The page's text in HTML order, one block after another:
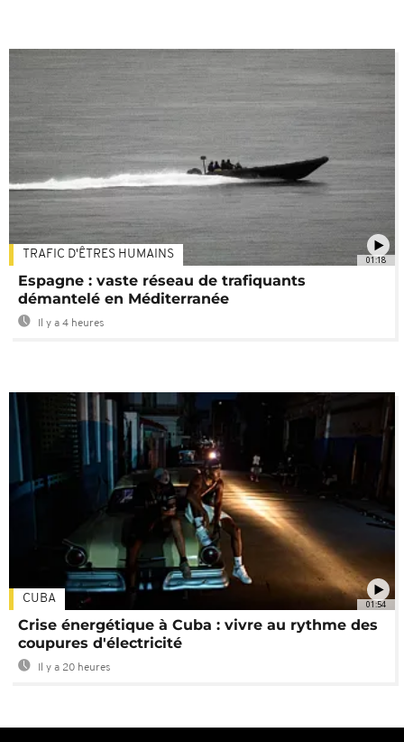
01:18
TRAFIC D'ÊTRES HUMAINS
Espagne : vaste réseau de trafiquants
démantelé en Méditerranée
Il y a 4 heures
01:54
CUBA
Crise énergétique à Cuba : vivre au rythme des
coupures d'électricité
Il y a 20 heures